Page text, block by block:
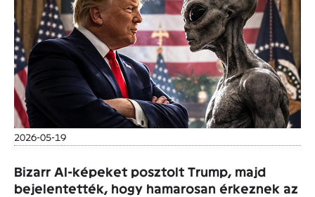
2026-05-19
Bizarr AI-képeket posztolt Trump, majd
bejelentették, hogy hamarosan érkeznek az